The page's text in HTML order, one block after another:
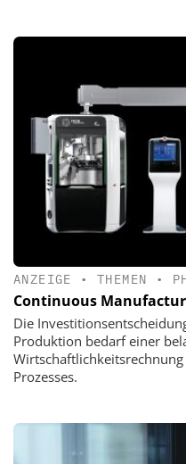
ANZEIGE •THEMEN •
Continuous
Die
Produktion bedarf einer
Prozesses.